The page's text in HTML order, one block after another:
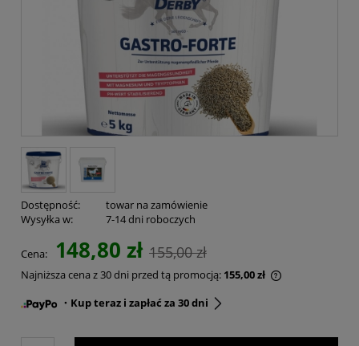
Dostępność:
towar na zamówienie
Wysyłka w:
7-14 dni roboczych
Cena: 148,80 zł 155,00 zł
Najniższa cena z 30 dni przed tą promocją: 155,00 zł
・Kup teraz i zapłać za 30 dni